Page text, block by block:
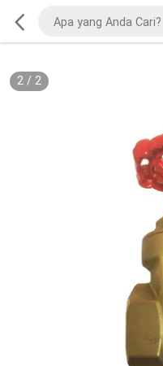
2/ 2